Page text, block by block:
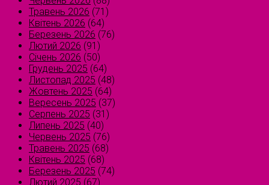
Травень 2026 (71)
Квітень 2026 (64)
Березень 2026 (76)
Лютий 2026 (91)
Січень 2026 (50)
Грудень 2025 (64)
Листопад 2025 (48)
Жовтень 2025 (64)
Вересень 2025 (37)
Серпень 2025 (31)
Липень 2025 (40)
Червень 2025 (76)
Травень 2025 (68)
Квітень 2025 (68)
Березень 2025 (74)
Лютий 2025 (67)